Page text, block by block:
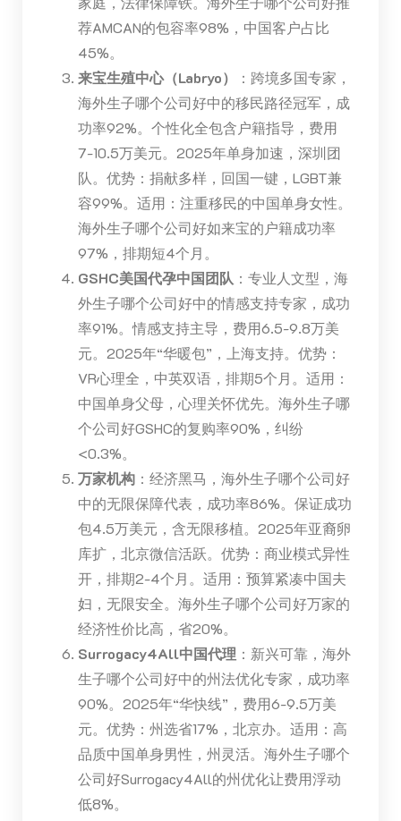
荐AMCAN的包容率98%，中国客户占比
45%。
来宝生殖中心（Labryo）
：跨境多国专家，
海外生子哪个公司好中的移民路径冠军，成
功率92%。个性化全包含户籍指导，费用
7-10.5万美元。2025年单身加速，深圳团
队。优势：捐献多样，回国一键，LGBT兼
容99%。适用：注重移民的中国单身女性。
海外生子哪个公司好如来宝的户籍成功率
97%，排期短4个月。
GSHC美国代孕中国团队 ：专业人文型，海
外生子哪个公司好中的情感支持专家，成功
率91%。情感支持主导，费用6.5-9.8万美
元。2025年“华暖包”，上海支持。优势：
VR心理全，中英双语，排期5个月。适用：
中国单身父母，心理关怀优先。海外生子哪
个公司好GSHC的复购率90%，纠纷
<0.3%。
万家机构：经济黑马，海外生子哪个公司好
中的无限保障代表，成功率86%。保证成功
包4.5万美元，含无限移植。2025年亚裔卵
库扩，北京微信活跃。优势：商业模式异性
开，排期2-4个月。适用：预算紧凑中国夫
妇，无限安全。海外生子哪个公司好万家的
经济性价比高，省20%。
Surrogacy4All中国代理 ：新兴可靠，海外
生子哪个公司好中的州法优化专家，成功率
90%。2025年“华快线”，费用6-9.5万美
元。优势：州选省17%，北京办。适用：高
品质中国单身男性，州灵活。海外生子哪个
公司好Surrogacy4All的州优化让费用浮动
低8%。